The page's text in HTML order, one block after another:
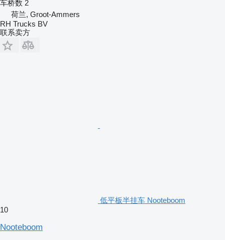
车桥数 2
荷兰, Groot-Ammers
RH Trucks BV
联系卖方
低平板半挂车 Nooteboom
10
Nooteboom